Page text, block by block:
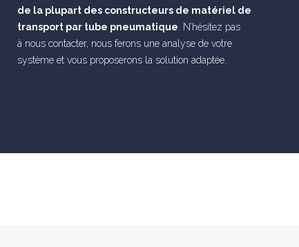
de la plupart des constructeurs de matériel de
transport par tube pneumatique . N’hésitez pas
à nous contacter, nous ferons une analyse de votre
système et vous proposerons la solution adaptée.